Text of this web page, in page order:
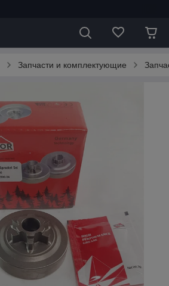
Запчасти и комплектующие